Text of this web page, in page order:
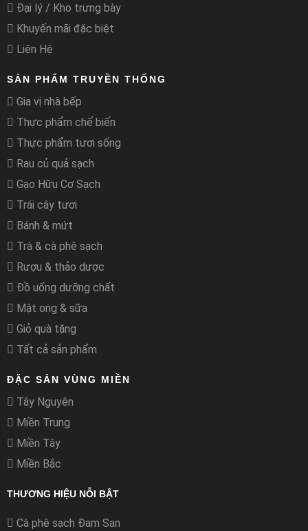
Đại lý / Kho trưng bày
Khuyến mãi đặc biệt
Liên Hệ
SẢN PHẨM TRUYỀN THỐNG
Gia vị nhà bếp
Thực phẩm chế biến
Thực phẩm tươi sống
Rau củ quả sạch
Gạo Hữu Cơ Sạch
Trái cây tươi
Bánh & mứt
Trà & cà phê sạch
Rượu & thảo dược
Đồ uống dưỡng chất
Mật ong & sữa
Giỏ quà tặng
Tất cả sản phẩm
ĐẶC SẢN VÙNG MIỀN
Tây Nguyên
Miền Trung
Miền Tây
Miền Bắc
THƯƠNG HIỆU NỖI BẬT
Cà phê sạch Đam San